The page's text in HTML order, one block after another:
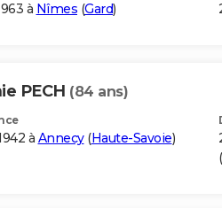
à Nîmes (Gard)
PECH (84 ans)
à Annecy(Haute-Savoie)
(